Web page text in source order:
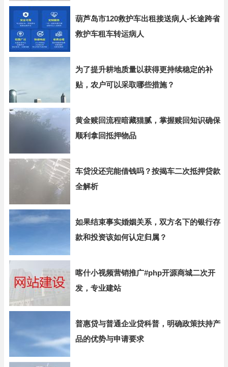
葫芦岛市120救护车出租接送病人-长途跨省
救护车租车转运病人
为了提升耕地质量以获得更持续稳定的补
贴，农户可以采取哪些措施？
黄金赎回流程暗藏猫腻，掌握赎回知识确保
顺利拿回抵押物品
车贷没还完能借钱吗？按揭车二次抵押贷款
全解析
如果结束事实婚姻关系，双方名下的银行存
款和投资该如何认定归属？
喀什小视频营销推广#php开源商城二次开
发，专业建站
普惠贷与普通企业贷科普，明确政策扶持产
品的优势与申请要求